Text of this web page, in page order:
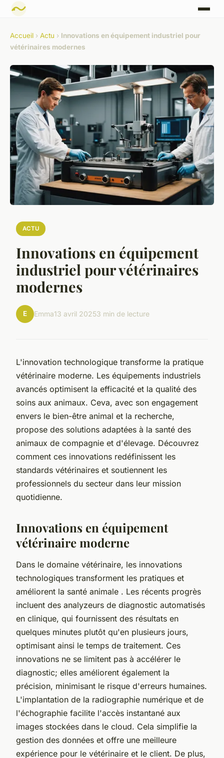
Accueil › Actu › Innovations en équipement industriel pour
vétérinaires modernes
ACTU
Innovations en équipement
industriel pour vétérinaires
modernes
E Emma13 avril 20253 min de lecture
L'innovation technologique transforme la pratique
vétérinaire moderne. Les équipements industriels
avancés optimisent la efficacité et la qualité des
soins aux animaux. Ceva, avec son engagement
envers le bien-être animal et la recherche,
propose des solutions adaptées à la santé des
animaux de compagnie et d'élevage. Découvrez
comment ces innovations redéfinissent les
standards vétérinaires et soutiennent les
professionnels du secteur dans leur mission
quotidienne.
Innovations en équipement
vétérinaire moderne
Dans le domaine vétérinaire, les innovations
technologiques transforment les pratiques et
améliorent la santé animale . Les récents progrès
incluent des analyzeurs de diagnostic automatisés
en clinique, qui fournissent des résultats en
quelques minutes plutôt qu'en plusieurs jours,
optimisant ainsi le temps de traitement. Ces
innovations ne se limitent pas à accélérer le
diagnostic; elles améliorent également la
précision, minimisant le risque d'erreurs humaines.
L'implantation de la radiographie numérique et de
l'échographie facilite l'accès instantané aux
images stockées dans le cloud. Cela simplifie la
gestion des données et offre une meilleure
expérience pour le vétérinaire et le client. De plus,